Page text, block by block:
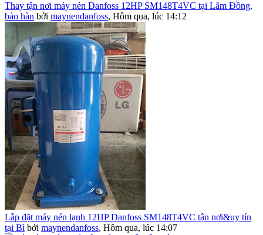
Thay tận nơi máy nén Danfoss 12HP SM148T4VC tại Lâm Đồng,
bảo hàn bởi maynendanfoss, Hôm qua, lúc 14:12
Lắp đặt máy nén lạnh 12HP Danfoss SM148T4VC tận nơi&uy tín
tại Bì bởi maynendanfoss, Hôm qua, lúc 14:07